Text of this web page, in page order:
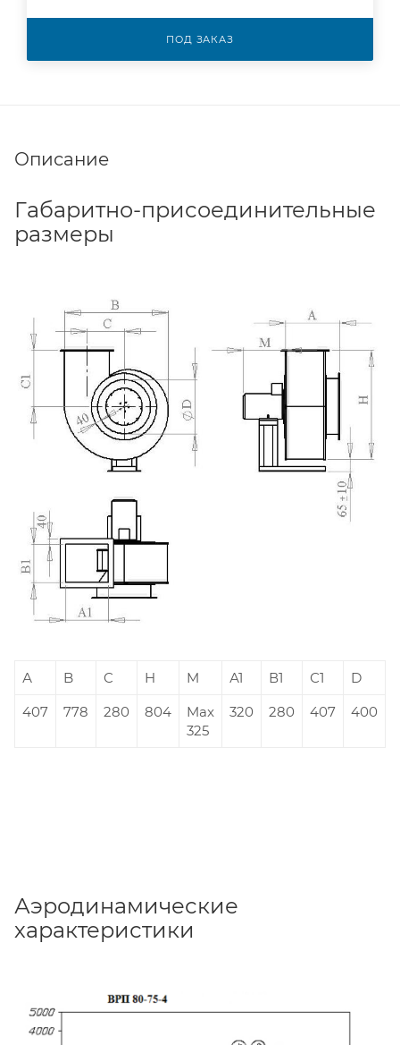
ПОД ЗАКАЗ
Описание
Габаритно-присоединительные
размеры
А B C H M А1 В1 С1
D
407
778 280 804
Max
325
320 280 407 400
Аэродинамические
характеристики